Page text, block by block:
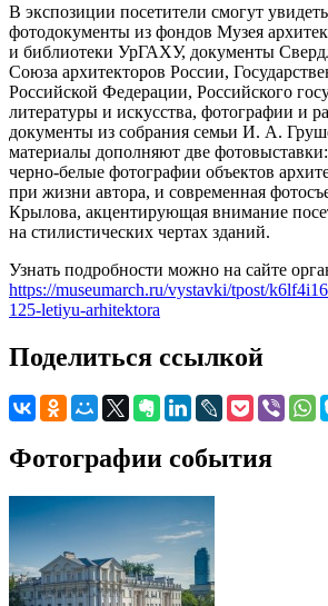
В экспозиции посетители смогут
фотодокументы из фондов Музея
и библиотеки УрГАХУ, документы
Союза архитекторов России,
Российской Федерации, Российского
литературы и искусства, фотографии и
документы из собрания семьи И. А.
материалы дополняют две
черно-белые фотографии объектов
при жизни автора, и современная
Крылова, акцентирующая внимание
на стилистических чертах зданий.
Узнать подробности можно на сайте
https://museumarch.ru/vystavki/tpost/
125-letiyu-arhitektora
Поделиться ссылкой
Фотографии события